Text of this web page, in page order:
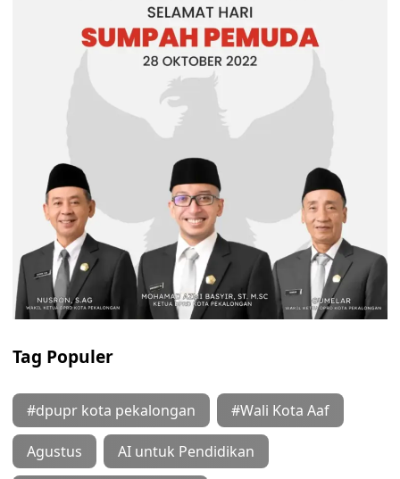
Tag Populer
#dpupr kota pekalongan #Wali Kota Aaf
Agustus AI untuk Pendidikan